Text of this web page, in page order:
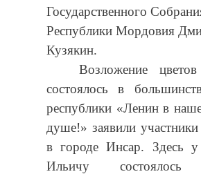
Государственного
Республики Мордовия
Кузякин.
Возложение
состоялось в
республики «Ленин в
душе!» заявили
в городе Инсар. Здесь у
Ильичу состоялось